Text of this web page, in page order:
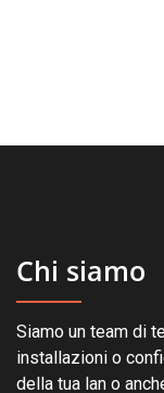
Chi siamo
Siamo un team di
installazioni o
della tua lan o